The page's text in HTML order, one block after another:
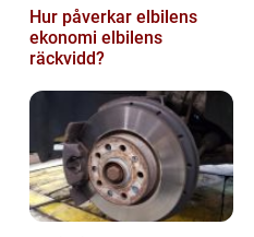
Hur påverkar elbilens
ekonomi elbilens
räckvidd?